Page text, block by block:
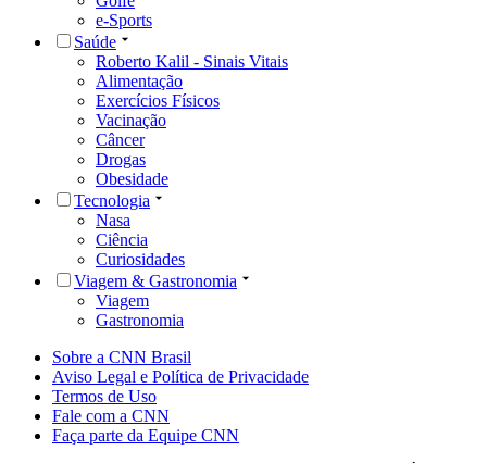
e-Sports
Saúde
Roberto Kalil - Sinais Vitais
Alimentação
Exercícios Físicos
Vacinação
Câncer
Drogas
Obesidade
Tecnologia
Nasa
Ciência
Curiosidades
Viagem & Gastronomia
Viagem
Gastronomia
Sobre a CNN Brasil
Aviso Legal e Política de Privacidade
Termos de Uso
Fale com a CNN
Faça parte da Equipe CNN